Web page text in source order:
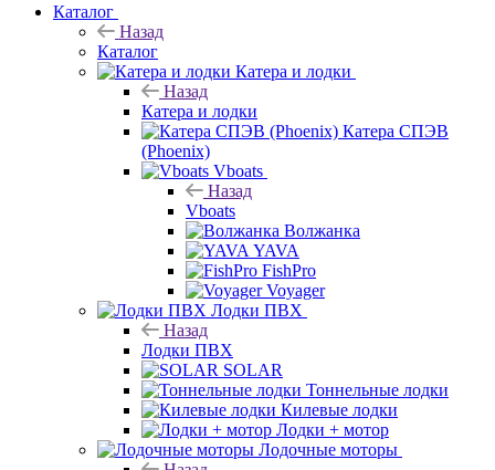
Каталог
Назад
Каталог
Катера и лодки
Назад
Катера и лодки
Катера СПЭВ
(Phoenix)
Vboats
Назад
Vboats
Волжанка
YAVA
FishPro
Voyager
Лодки ПВХ
Назад
Лодки ПВХ
SOLAR
Тоннельные лодки
Килевые лодки
Лодки + мотор
Лодочные моторы